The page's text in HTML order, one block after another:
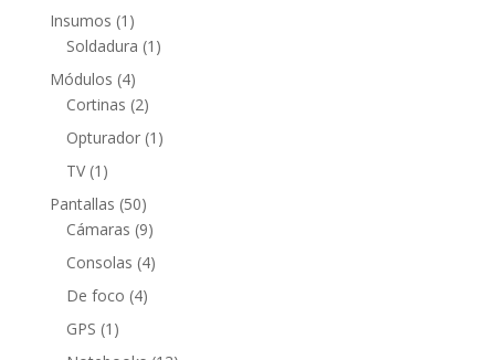
productos
Insumos 1 1
producto
Soldadura 1 1
Módulos 44
productos
Cortinas 22
productos
Opturador 1 1
TV 1 1
producto
Pantallas 5050
productos
Cámaras 99
productos
Consolas 44
De foco 44
GPS 1 1
producto